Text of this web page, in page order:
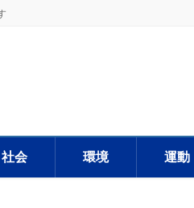
社会 環境 運動